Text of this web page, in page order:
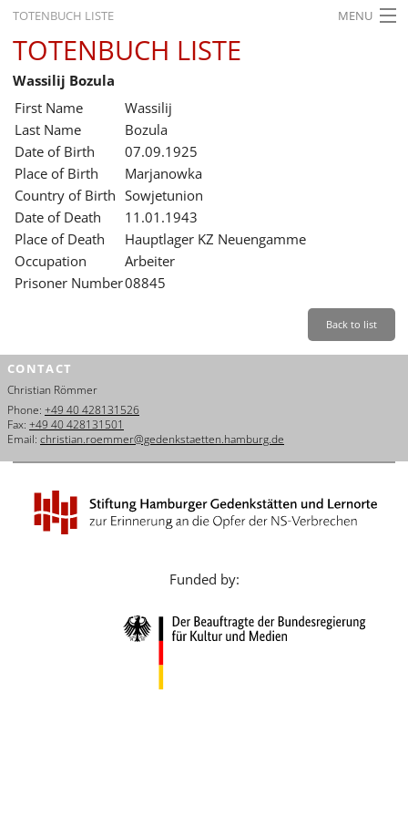
TOTENBUCH LISTE MENU
STARTSEITE
AUSSTELLUNGEN
GESCHICHTE
BILDUNG
FORSCHUNG
SERVICE
Leichte Sprache Back
Dansk
Español
Italiano
Nederlands
Português
TOTENBUCH LISTE
Wassilij Bozula
First Name
Wassilij
Last Name
Bozula
Date of Birth
07.09.1925
Place of Birth
Marjanowka
Country of Birth Sowjetunion
Date of Death
11.01.1943
Place of Death
Hauptlager KZ Neuengamme
Occupation
Arbeiter
Prisoner Number08845
Back to list
CONTACT
Christian Römmer
Phone: +49 40 428131526
Fax: +49 40 428131501
Email: christian.roemmer@gedenkstaetten.hamburg.de
Funded by: